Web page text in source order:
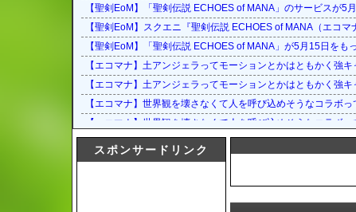
【聖剣EoM】「聖剣伝説 ECHOES of MANA」のサービスが5
【聖剣EoM】スクエニ『聖剣伝説 ECHOES of MANA（エコ
【聖剣EoM】「聖剣伝説 ECHOES of MANA」が5月15日をも
【エコマナ】土アンジェラってモーションとかはともかく強
【エコマナ】土アンジェラってモーションとかはともかく強
【エコマナ】世界観を壊さなくて人を呼び込めそうなコラボ
【エコマナ】世界観を壊さなくて人を呼び込めそうなコラボ
【エコマナ】「はにかみサンタクロースガチャ」の開催が予告
【エコマナ】「はにかみサンタクロースガチャ」の開催が予告
スポンサードリンク